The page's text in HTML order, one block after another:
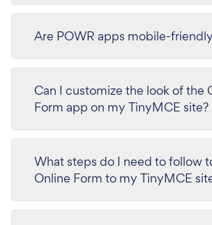
Are POWR apps mobile-
Can I customize the look of the
Form app on my TinyMCE site?
What steps do I need to follow
Online Form to my TinyMCE